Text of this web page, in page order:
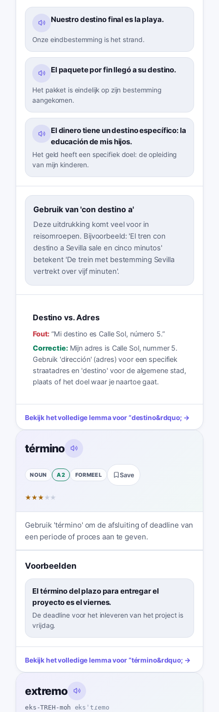
Nuestro destino final es la playa.
Onze eindbestemming is het strand.
El paquete por fin llegó a su destino.
Het pakket is eindelijk op zijn bestemming
aangekomen.
El dinero tiene un destino específico: la
educación de mis hijos.
Het geld heeft een specifiek doel: de opleiding
van mijn kinderen.
Gebruik van 'con destino a'
Deze uitdrukking komt veel voor in
reisomroepen. Bijvoorbeeld: 'El tren con
destino a Sevilla sale en cinco minutos'
betekent 'De trein met bestemming Sevilla
vertrekt over vijf minuten'.
Destino vs. Adres
Fout: “Mi destino es Calle Sol, número 5.”
Correctie: Mijn adres is Calle Sol, nummer 5.
Gebruik 'dirección' (adres) voor een specifiek
straatadres en 'destino' voor de algemene stad,
plaats of het doel waar je naartoe gaat.
Bekijk het volledige lemma voor“destino&rdquo; →
término
NOUN A2 FORMEEL Save
★★★ ★ ★
Gebruik 'término' om de afsluiting of deadline van
een periode of proces aan te geven.
Voorbeelden
El término del plazo para entregar el
proyecto es el viernes.
De deadline voor het inleveren van het project is
vrijdag.
Bekijk het volledige lemma voor“término&rdquo; →
extremo
eks-TREH-moh eksˈtɾemo